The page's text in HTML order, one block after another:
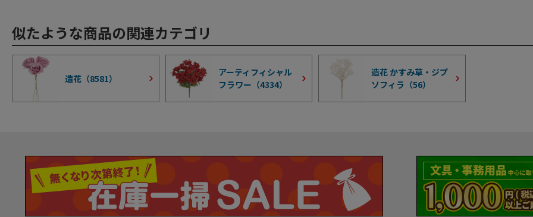
似たような商品の関連カテゴリ
造花（8581）
アーティフィシャル
フラワー（4334）
造花 かすみ草・ジプ
ソフィラ（56）